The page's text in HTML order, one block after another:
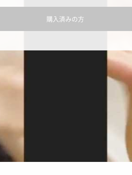
購入済みの方